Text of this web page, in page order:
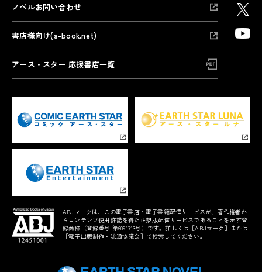
ノベルお問い合わせ
書店様向け(s-book.net)
アース・スター 応援書店一覧
ABJマークは、この電子書店・電子書籍配信サービスが、著作権者か
らコンテンツ使用許諾を得た正規版配信サービスであることを示す登
録商標（登録番号 第6091713号）です。詳しくは［ABJマーク］または
［電子出版制作・流通協議会］で検索してください。